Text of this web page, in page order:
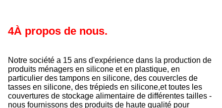
4À propos de nous.
Notre société a 15 ans d'expérience dans la production de
produits ménagers en silicone et en plastique, en
particulier des tampons en silicone, des couvercles de
tasses en silicone, des trépieds en silicone,et toutes les
couvertures de stockage alimentaire de différentes tailles -
nous fournissons des produits de haute qualité pour